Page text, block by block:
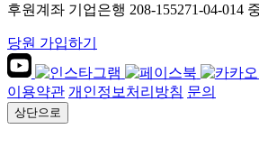
후원계좌 기업은행 208-155271-04-014
당원 가입하기
이용약관 개인정보처리방침 문의
상단으로